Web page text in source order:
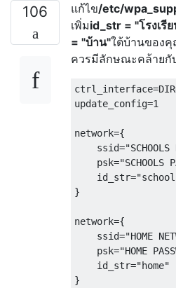
106 แก้ไข/etc/
เพิ่มid_str = "โรงเรี
= "บ้าน"ใต้บ้านของ
ควรมีลักษณะคล้ายกั
update_config=1
network={
ssid="SCHOOLS
psk="SCHOOLS
}
network={
ssid="HOME
psk="HOME
    id_str="home"